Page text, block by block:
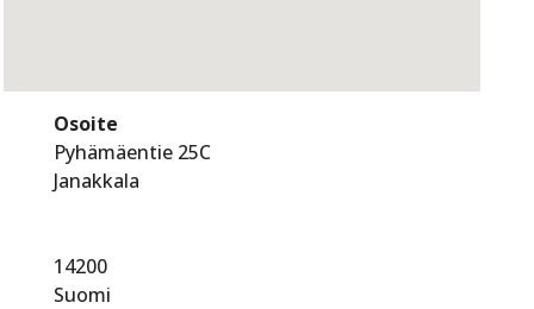
Osoite
Pyhämäentie 25C
Janakkala
14200
Suomi